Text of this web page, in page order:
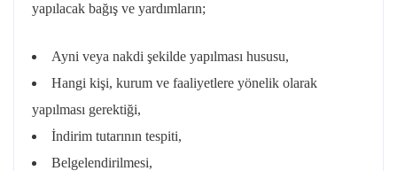
yapılacak bağış ve yardımların;
Ayni veya nakdi şekilde yapılması hususu,
Hangi kişi, kurum ve faaliyetlere yönelik olarak
yapılması gerektiği,
İndirim tutarının tespiti,
Belgelendirilmesi,